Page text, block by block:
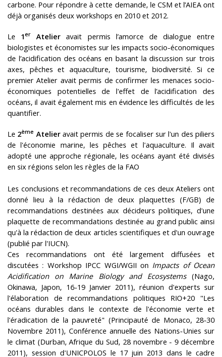
carbone. Pour répondre à cette demande, le CSM et l’AIEA ont
déjà organisés deux workshops en 2010 et 2012.
Le 1er Atelier avait permis l’amorce de dialogue entre
biologistes et économistes sur les impacts socio-économiques
de l’acidification des océans en basant la discussion sur trois
axes, pêches et aquaculture, tourisme, biodiversité. Si ce
premier Atelier avait permis de confirmer les menaces socio-
économiques potentielles de l'effet de l’acidification des
océans, il avait également mis en évidence les difficultés de les
quantifier.
Le 2ème Atelieravait permis de se focaliser sur l'un des piliers
de l'économie marine, les pêches et l'aquaculture. Il avait
adopté une approche régionale, les océans ayant été divisés
en six régions selon les règles de la FAO
Les conclusions et recommandations de ces deux Ateliers ont
donné lieu à la rédaction de deux plaquettes (F/GB) de
recommandations destinées aux décideurs politiques, d'une
plaquette de recommandations destinée au grand public ainsi
qu'à la rédaction de deux articles scientifiques et d'un ouvrage
(publié par l'IUCN).
Ces recommandations ont été largement diffusées et
discutées : Workshop IPCC WGI/WGII on Impacts of Ocean
Acidification on Marine Biology and Ecosystems(Nago,
Okinawa, Japon, 16-19 Janvier 2011), réunion d'experts sur
l'élaboration de recommandations politiques RIO+20 "Les
océans durables dans le contexte de l'économie verte et
l'éradication de la pauvreté" (Principauté de Monaco, 28-30
Novembre 2011), Conférence annuelle des Nations-Unies sur
le climat (Durban, Afrique du Sud, 28 novembre - 9 décembre
2011), session d'UNICPOLOS le 17 juin 2013 dans le cadre